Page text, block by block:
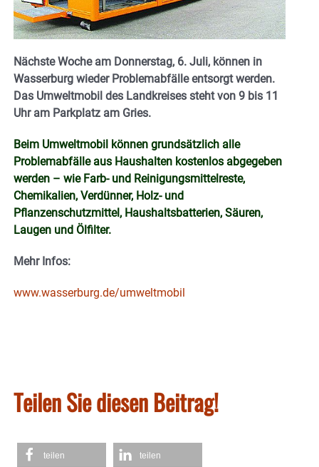
Nächste Woche am Donnerstag, 6. Juli, können in
Wasserburg wieder Problemabfälle entsorgt werden.
Das Umweltmobil des Landkreises steht von 9 bis 11
Uhr am Parkplatz am Gries.
Beim Umweltmobil können grundsätzlich alle
Problemabfälle aus Haushalten kostenlos abgegeben
werden – wie Farb- und Reinigungsmittelreste,
Chemikalien, Verdünner, Holz- und
Pflanzenschutzmittel, Haushaltsbatterien, Säuren,
Laugen und Ölfilter.
Mehr Infos:
www.wasserburg.de/umweltmobil
Teilen Sie diesen Beitrag!
teilen teilen